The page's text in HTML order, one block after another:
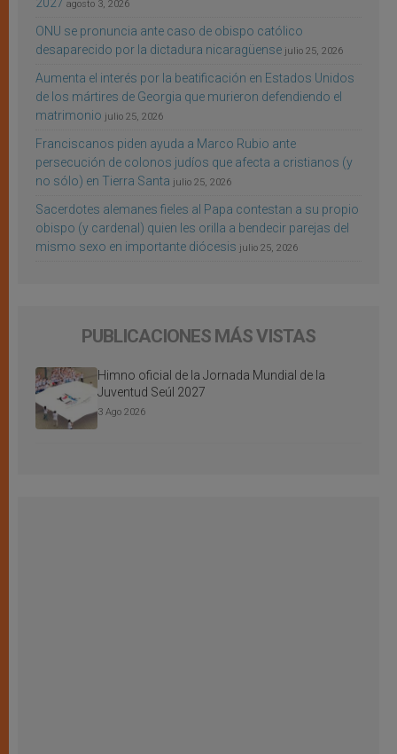
2027 agosto 3, 2026
ONU se pronuncia ante caso de obispo católico
desaparecido por la dictadura nicaragüense julio 25, 2026
Aumenta el interés por la beatificación en Estados Unidos
de los mártires de Georgia que murieron defendiendo el
matrimonio julio 25, 2026
Franciscanos piden ayuda a Marco Rubio ante
persecución de colonos judíos que afecta a cristianos (y
no sólo) en Tierra Santa julio 25, 2026
Sacerdotes alemanes fieles al Papa contestan a su propio
obispo (y cardenal) quien les orilla a bendecir parejas del
mismo sexo en importante diócesis julio 25, 2026
PUBLICACIONES MÁS VISTAS
Himno oficial de la Jornada Mundial de la
Juventud Seúl 2027
3 Ago 2026